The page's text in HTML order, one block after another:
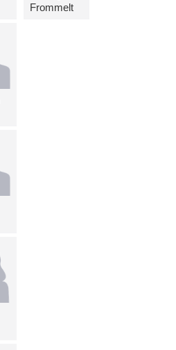
Frommelt